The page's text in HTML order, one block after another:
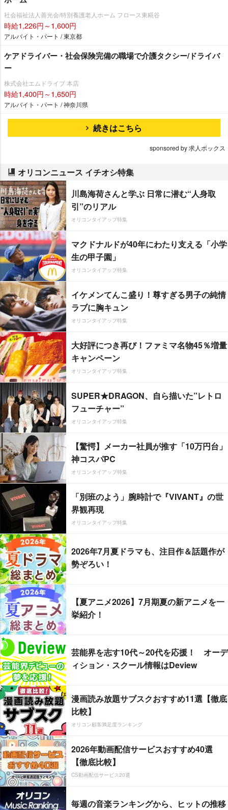
社会福祉法人善光会/特別養護老人ホーム フロース東糀谷
時給1,226円～1,600円
アルバイト・パート / 東京都
ケアドライバー・社会保険完備の職場で介護タクシー/ドライバ
ー
株式会社エムドライブ 本店
時給1,400円～1,650円
アルバイト・パート / 神奈川県
続きはこちら
sponsored by 求人ボックス
オリコンニュース イチオシ特集
川島海荷さんと学ぶ 日常に潜む“人身取
引”のリアル
オリコンタイアップ特集
マクドナルドが40年にわたり支える「小学
生の甲子園」
オリコンタイアップ特集
イケメンてんこ盛り！尊すぎる男子の純情
ラブに胸キュン
オリコンタイアップ特集
大好評につき再び！ファミマ名物45％増量
キャンペーン
オリコンタイアップ特集
SUPER★DRAGON、自ら描いた”レトロ
フューチャー”
オリコンタイアップ特集
【驚愕】メーカー社員が推す「10万円台」
神コスパPC
オリコンタイアップ特集
「別班のよう」腕時計で『VIVANT』の世
界観再現
オリコンタイアップ特集
2026年7月夏ドラマも、注目作＆話題作が
勢ぞろい！
【夏アニメ2026】7月期夏の新アニメを一
挙紹介！
芸能界を志す10代～20代を応援！ オーデ
ィション・スクール情報はDeview
漫画読み放題サブスクおすすめ11選【徹底
比較】
オリコン顧客満足度ランキング
2026年動画配信サービスおすすめ40選
【徹底比較】
CS動画配信サービス20選
毎週の音楽ランキングから、ヒットの推移